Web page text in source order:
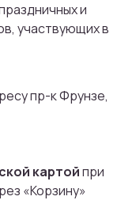
и
участвующих в
пр-к Фрунзе,
картойпри
«Корзину»